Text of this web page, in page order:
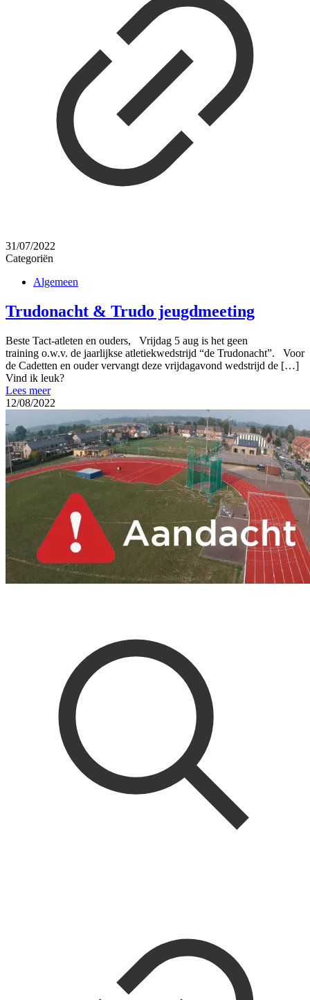
31/07/2022
Categoriën
Algemeen
Trudonacht & Trudo jeugdmeeting
Beste Tact-atleten en ouders, Vrijdag 5 aug is het geen
training o.w.v. de jaarlijkse atletiekwedstrijd “de Trudonacht”. Voor
de Cadetten en ouder vervangt deze vrijdagavond wedstrijd de […]
Vind ik leuk?
Lees meer
12/08/2022